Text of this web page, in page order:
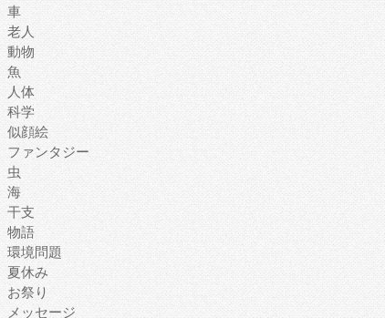
車
老人
動物
魚
人体
科学
似顔絵
ファンタジー
虫
海
干支
物語
環境問題
夏休み
お祭り
メッセージ